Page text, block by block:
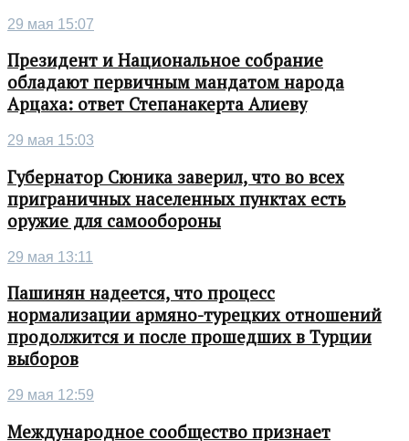
29 мая 15:07
Президент и Национальное собрание
обладают первичным мандатом народа
Арцаха: ответ Степанакерта Алиеву
29 мая 15:03
Губернатор Сюника заверил, что во всех
приграничных населенных пунктах есть
оружие для самообороны
29 мая 13:11
Пашинян надеется, что процесс
нормализации армяно-турецких отношений
продолжится и после прошедших в Турции
выборов
29 мая 12:59
Международное сообщество признает